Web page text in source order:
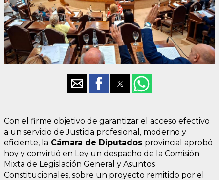
Con el firme objetivo de garantizar el acceso efectivo
a un servicio de Justicia profesional, moderno y
eficiente, la Cámara de Diputados provincial aprobó
hoy y convirtió en Ley un despacho de la Comisión
Mixta de Legislación General y Asuntos
Constitucionales, sobre un proyecto remitido por el